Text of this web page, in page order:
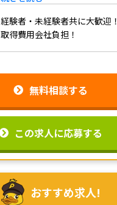
経験者・未経験者共に大歓迎！
取得費用会社負担！
無料相談する
この求人に応募する
おすすめ求人!